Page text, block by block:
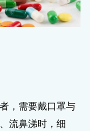
，需要戴口罩与
流鼻涕时，细